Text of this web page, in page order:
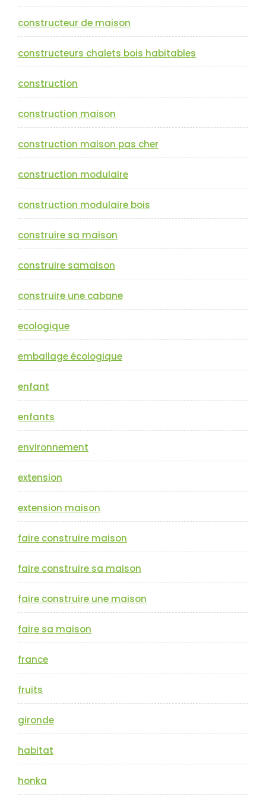
constructeur de maison
constructeurs chalets bois habitables
construction
construction maison
construction maison pas cher
construction modulaire
construction modulaire bois
construire sa maison
construire samaison
construire une cabane
ecologique
emballage écologique
enfant
enfants
environnement
extension
extension maison
faire construire maison
faire construire sa maison
faire construire une maison
faire sa maison
france
fruits
gironde
habitat
honka